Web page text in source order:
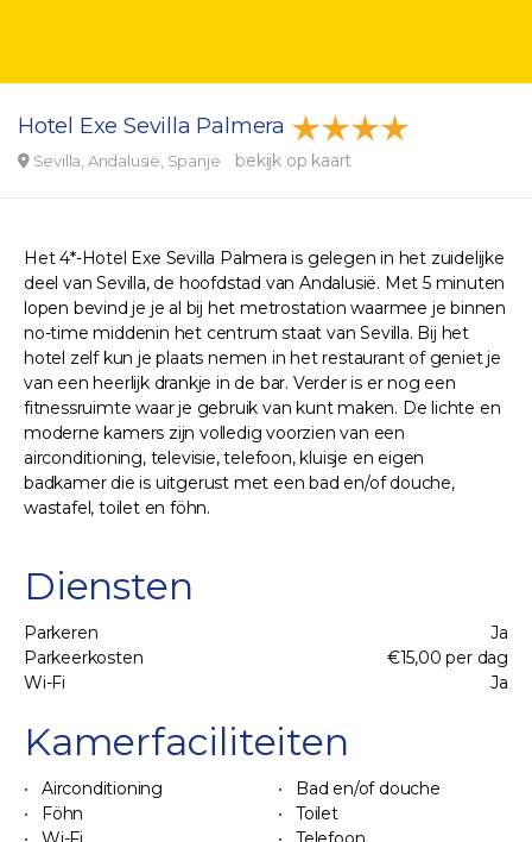
Hotel Exe Sevilla Palmera
Sevilla, Andalusië, Spanje bekijk op kaart
Het 4*-Hotel Exe Sevilla Palmera is gelegen in het zuidelijke
deel van Sevilla, de hoofdstad van Andalusië. Met 5 minuten
lopen bevind je je al bij het metrostation waarmee je binnen
no-time middenin het centrum staat van Sevilla. Bij het
hotel zelf kun je plaats nemen in het restaurant of geniet je
van een heerlijk drankje in de bar. Verder is er nog een
fitnessruimte waar je gebruik van kunt maken. De lichte en
moderne kamers zijn volledig voorzien van een
airconditioning, televisie, telefoon, kluisje en eigen
badkamer die is uitgerust met een bad en/of douche,
wastafel, toilet en föhn.
Diensten
Parkeren
Ja
Parkeerkosten
€15,00 per dag
Wi-Fi
Ja
Kamerfaciliteiten
Airconditioning
Bad en/of douche
Föhn
Toilet